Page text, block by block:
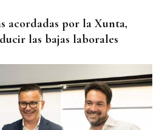
acordadas por la Xunta,
las bajas laborales